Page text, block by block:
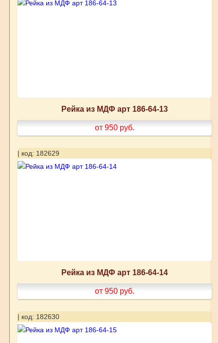
Рейка из МДФ арт 186-64-13
от 950 руб.
| код: 182629
Рейка из МДФ арт 186-64-14
от 950 руб.
| код: 182630